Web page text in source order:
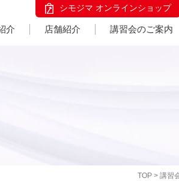
シモジマ オンラインショップ
介 店舗紹介 講習会のご案内
TOP > 講習